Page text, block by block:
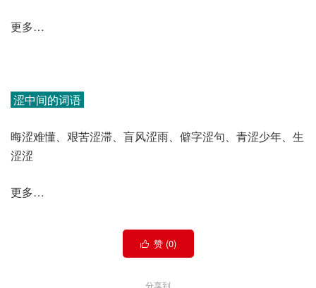
更多…
涩中间的词语
晦涩难懂、艰苦涩滞、盲风涩雨、僻字涩句、青涩少年、生
涩涩
更多…
 赞 (0)
分享到